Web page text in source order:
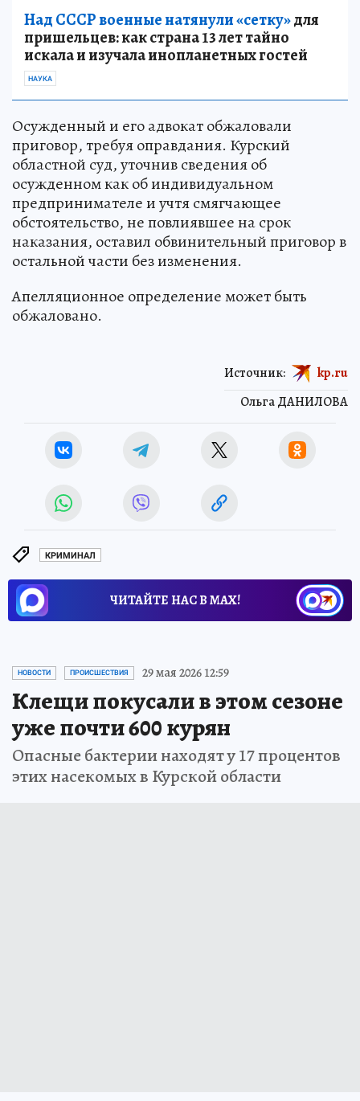
Над СССР военные натянули «сетку»для
пришельцев: как страна 13 лет тайно
искала и изучала инопланетных гостей
НАУКА
Осужденный и его адвокат обжаловали
приговор, требуя оправдания. Курский
областной суд, уточнив сведения об
осужденном как об индивидуальном
предпринимателе и учтя смягчающее
обстоятельство, не повлиявшее на срок
наказания, оставил обвинительный приговор в
остальной части без изменения.
Апелляционное определение может быть
обжаловано.
Ольга ДАНИЛОВА
Источник: kp.ru
КРИМИНАЛ
ЧИТАЙТЕ НАС В МАХ!
НОВОСТИ ПРОИСШЕСТВИЯ 29 мая 2026 12:59
Клещи покусали в этом сезоне
уже почти 600 курян
Опасные бактерии находят у 17 процентов
этих насекомых в Курской области